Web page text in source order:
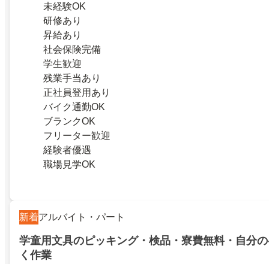
未経験OK
研修あり
昇給あり
社会保険完備
学生歓迎
残業手当あり
正社員登用あり
バイク通勤OK
ブランクOK
フリーター歓迎
経験者優遇
職場見学OK
新着アルバイト・パート
学童用文具のピッキング・検品・寮費無料・自分
く作業